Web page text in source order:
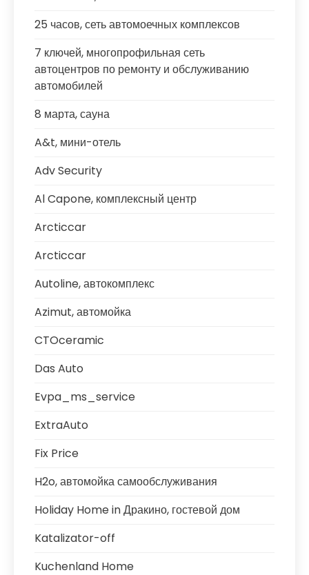
25 часов, сеть автомоечных комплексов
7 ключей, многопрофильная сеть
автоцентров по ремонту и обслуживанию
автомобилей
8 марта, сауна
A&t, мини-отель
Adv Security
Al Capone, комплексный центр
Arcticcar
Arcticcar
Autoline, автокомплекс
Azimut, автомойка
CTOceramic
Das Auto
Evpa_ms_service
ExtraAuto
Fix Price
H2o, автомойка самообслуживания
Holiday Home in Дракино, гостевой дом
Katalizator-off
Kuchenland Home